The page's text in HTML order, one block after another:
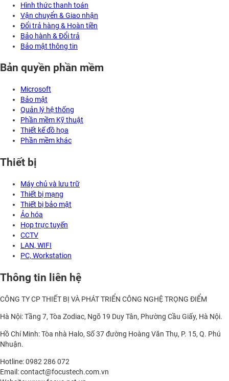
Hình thức thanh toán
Vận chuyển & Giao nhận
Đổi trả hàng & Hoàn tiền
Bảo hành & Đổi trả
Bảo mật thông tin
Bản quyền phần mềm
Microsoft
Bảo mật
Quản lý hệ thống
Phần mềm Kỹ thuật
Thiết kế đồ họa
Phần mềm khác
Thiết bị
Máy chủ và lưu trữ
Thiết bị mạng
Thiết bị bảo mật
Ảo hóa
Họp trực tuyến
CCTV
LAN, WIFI
PC, Workstation
Thông tin liên hệ
CÔNG TY CP THIẾT BỊ VÀ PHÁT TRIỂN CÔNG NGHỆ TRỌNG ĐIỂM
Hà Nội: Tầng 7, Tòa Zodiac, Ngõ 19 Duy Tân, Phường Cầu Giấy, Hà Nội.
Hồ Chí Minh: Tòa nhà Halo, Số 37 đường Hoàng Văn Thụ, P. 15, Q. Phú
Nhuận.
Hotline: 0982 286 072
Email: contact@focustech.com.vn